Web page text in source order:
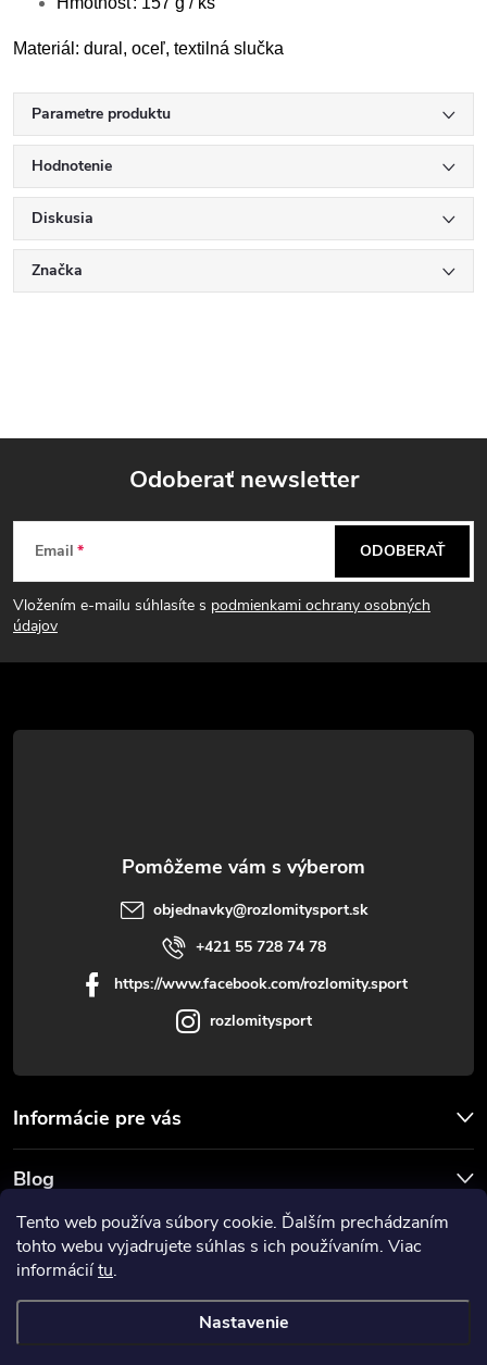
Tento web používa súbory cookie. Ďalším prechádzaním
tohto webu vyjadrujete súhlas s ich používaním. Viac
informáciítu.
Nastavenie
Materiál: dural, oceľ, textilná slučka
Parametre produktu
Hodnotenie
Diskusia
Značka
Z
á
p
t
Odoberať newsletter
Email
Vložením e-mailu súhlasíte s podmienkami ochrany osobných
údajov
ODOBERAŤ
objednavky@rozlomitysport.sk
+421 55 728 74 78
https://www.facebook.com/rozlomity.sport
rozlomitysport
Informácie pre vás
Blog
Prijímame online platby